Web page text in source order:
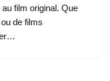
film original. Que
de films